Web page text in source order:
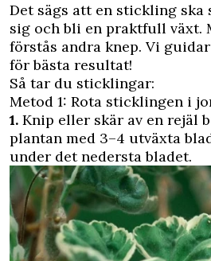
Det sägs att en stickling
sig och bli en praktfull växt.
förstås andra knep. Vi
för bästa resultat!
Så tar du sticklingar:
Metod 1: Rota sticklingen i
1. Knip eller skär av en rejäl
plantan med 3–4 utväxta
under det nedersta bladet.